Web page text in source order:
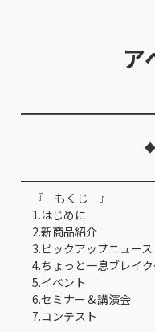
ア
◆◇ アベルコ
http://
『 もくじ 』
1.はじめに
2.新商品紹介
3.ピックアップニュース
4.ちょっと一息ブレイク
5.イベント
6.セミナー＆講演会
7.コンテスト